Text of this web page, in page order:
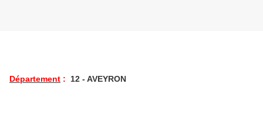
Département : 12 - AVEYRON